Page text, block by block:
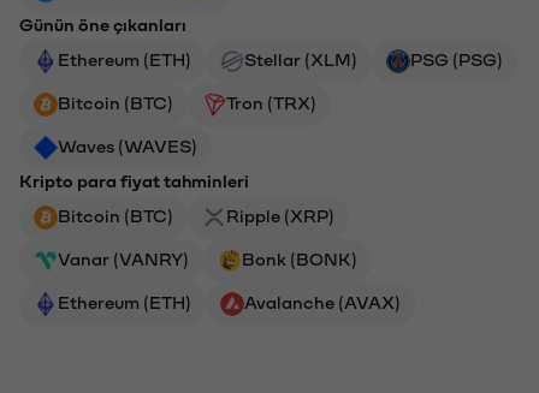
Günün öne çıkanları
Ethereum (ETH)
Stellar (XLM) PSG (PSG)
Bitcoin (BTC) Tron (TRX)
Waves (WAVES)
Kripto para fiyat tahminleri
Bitcoin (BTC)
Ripple (XRP)
Vanar (VANRY) Bonk (BONK)
Ethereum (ETH) Avalanche (AVAX)